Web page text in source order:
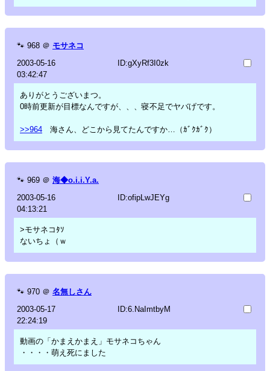
🐾 968 ＠ モサネコ
2003-05-16
03:42:47
ID:gXyRf3I0zk
ありがとうございまつ。
0時前更新が目標なんですが、、、寝不足でヤバげです。
>>964 海さん、どこから見てたんですか…（ｶﾞｸｶﾞｸ）
🐾 969 ＠ 海◆o.i.i.Y.a.
2003-05-16
04:13:21
ID:ofipLwJEYg
>モサネコﾀｿ
ないちょ（ｗ
🐾 970 ＠ 名無しさん
2003-05-17
22:24:19
ID:6.NaImtbyM
動画の「かまえかまえ」モサネコちゃん
・・・・萌え死にました